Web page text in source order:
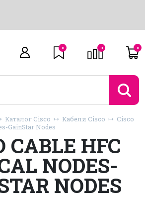
0 0 0
Каталог Cisco Кабели Cisco
Cisco
GainStar Nodes
CABLE HFC
NODES-
NODES